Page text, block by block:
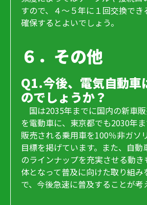
すので、４～５年に１回交換でき
確保するとよいでしょう。
６．その他
Q1.今後、電気自動車
のでしょうか？
国は2035年までに国内の新車
を電動車に、東京都でも2030年
販売される乗用車を100％非ガソ
目標を掲げています。また、自
のラインナップを充実させる動
体となって普及に向けた取り組み
で、今後急速に普及することが考